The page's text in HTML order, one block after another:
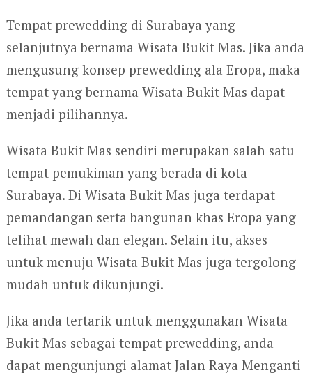
Tempat prewedding di Surabaya yang
selanjutnya bernama Wisata Bukit Mas. Jika anda
mengusung konsep prewedding ala Eropa, maka
tempat yang bernama Wisata Bukit Mas dapat
menjadi pilihannya.
Wisata Bukit Mas sendiri merupakan salah satu
tempat pemukiman yang berada di kota
Surabaya. Di Wisata Bukit Mas juga terdapat
pemandangan serta bangunan khas Eropa yang
telihat mewah dan elegan. Selain itu, akses
untuk menuju Wisata Bukit Mas juga tergolong
mudah untuk dikunjungi.
Jika anda tertarik untuk menggunakan Wisata
Bukit Mas sebagai tempat prewedding, anda
dapat mengunjungi alamat Jalan Raya Menganti